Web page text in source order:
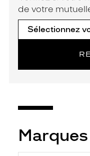
de votre
Marques